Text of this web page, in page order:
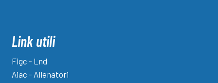
Link utili
Figc - Lnd
Aiac - Allenatori